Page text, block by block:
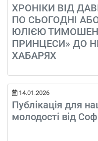
ХРОНІКИ ВІД
ПО СЬОГОДНІ
ЮЛІЄЮ
ПРИНЦЕСИ» ДО
ХАБАРЯХ
14.01.2026
Публікація для
молодості від